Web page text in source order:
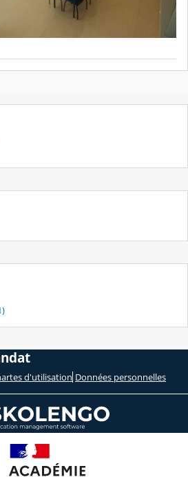
d'utilisation Données personnelles